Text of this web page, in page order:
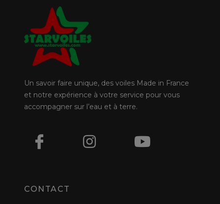
Un savoir faire unique, des voiles Made in France
et notre expérience à votre service pour vous
accompagner sur l’eau et à terre.
CONTACT